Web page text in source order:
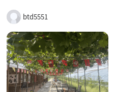
墙、古街美食：古城炉包、
豆腐脑、老酒雪糕
btd5551